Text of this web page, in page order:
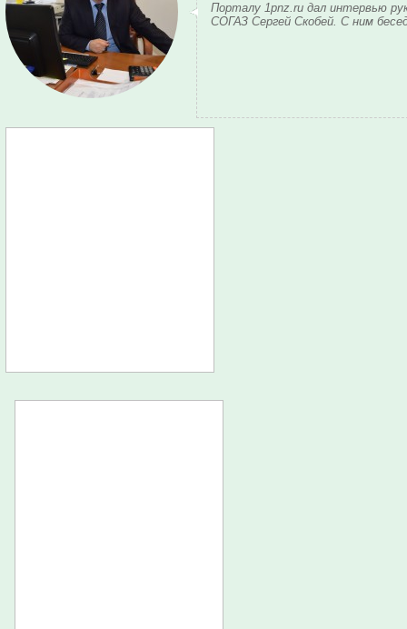
Порталу 1pnz.ru дал интервью
СОГАЗ Сергей Скобей. С ним